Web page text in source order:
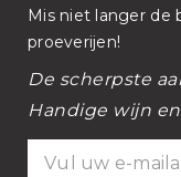
Mis niet langer de
proeverijen!
De scherpste
Handige wijn